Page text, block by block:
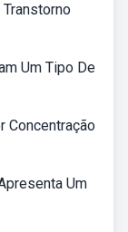
Um Tipo De
Concentração
Um